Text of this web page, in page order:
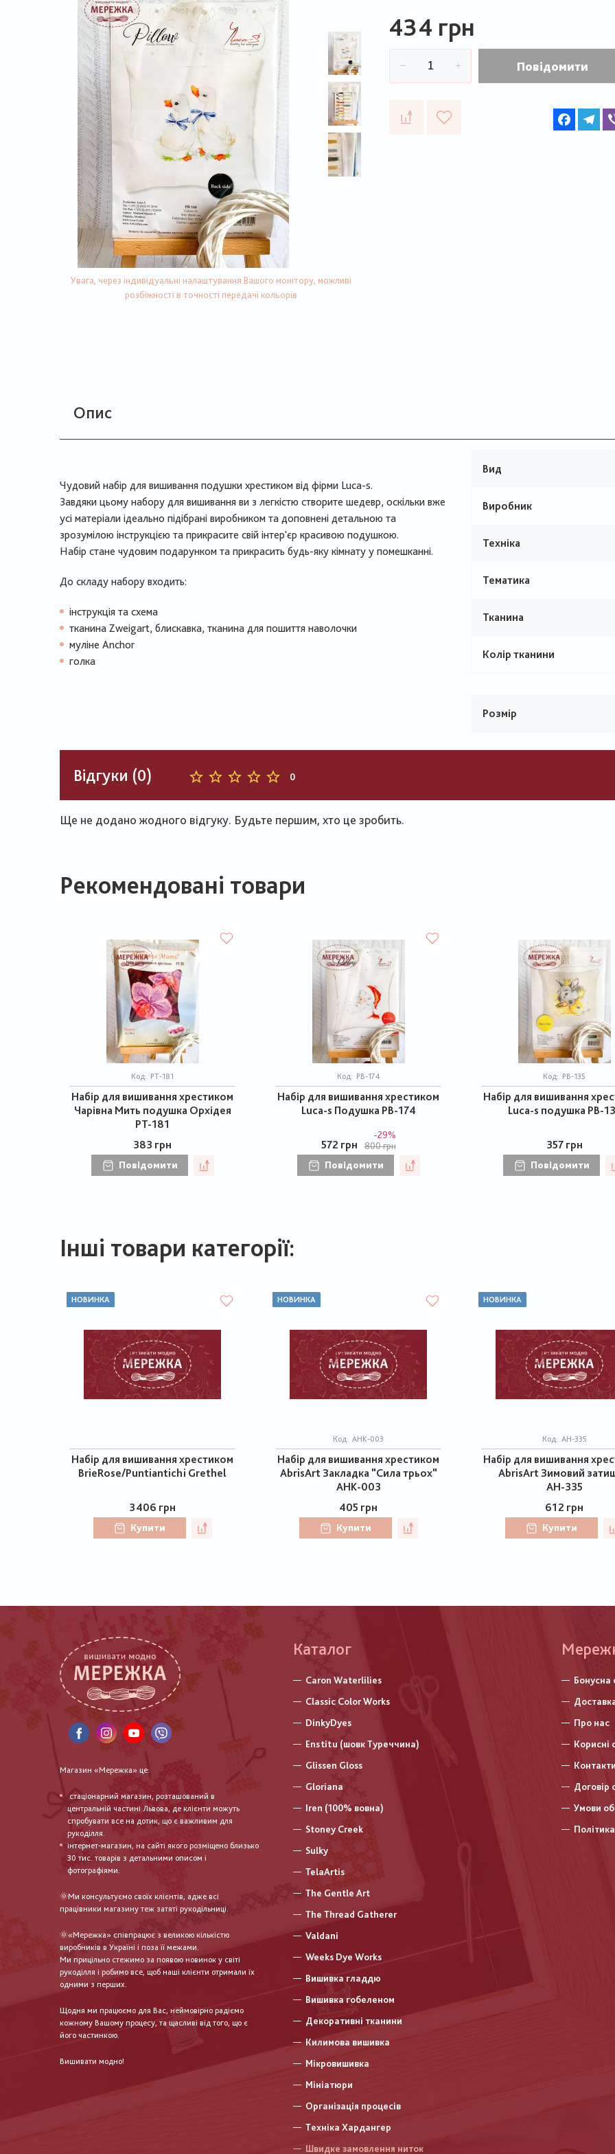
Увага, через індивідуальні налаштування Вашого монітору, можливі
розбіжності в точності передачі кольорів
434 грн
Повідомити
Опис
Чудовий набір для вишивання подушки хрестиком від фірми Luca-s.
Завдяки цьому набору для вишивання ви з легкістю створите шедевр, оскільки вже
усі матеріали ідеально підібрані виробником та доповнені детальною та
зрозумілою інструкцією та прикрасите свій інтер'єр красивою подушкою.
Набір стане чудовим подарунком та прикрасить будь-яку кімнату у помешканні.
До складу набору входить:
інструкція та схема
тканина Zweigart, блискавка, тканина для пошиття наволочки
муліне Anchor
голка
Вид
Виробник
Техніка
Тематика
Тканина
Колір тканини
Розмір
Відгуки (0) 0
Ще не додано жодного відгуку. Будьте першим, хто це зробить.
Рекомендовані товари
Код: РТ-181
Набір для вишивання хрестиком
Чарівна Мить подушка Орхідея
РТ-181
383 грн
Повідомити
Код: РВ-174
Набір для вишивання хрестиком
Luca-s Подушка РВ-174
572 грн
-29%
800 грн
Повідомити
Код: РВ-135
Набір для вишивання
Luca-s подушка РВ-
357 грн
Повідомити
Інші товари категорії:
НОВИНКА
Набір для вишивання хрестиком
BrieRose/Puntiantichi Grethel
3406 грн
Купити
НОВИНКА
Код: AHK-003
Набір для вишивання хрестиком
AbrisArt Закладка "Сила трьох"
AHK-003
405 грн
Купити
НОВИНКА
Код: АН-335
Набір для вишивання
AbrisArt Зимовий
АН-335
612 грн
Купити
Магазин «Мережка» це:
стаціонарний магазин, розташований в
центральній частині Львова, де клієнти можуть
спробувати все на дотик, що є важливим для
рукоділля.
інтернет-магазин, на сайті якого розміщено близько
30 тис. товарів з детальними описом і
фотографіями.
🌞Ми консультуємо своїх клієнтів, адже всі
працівники магазину теж затяті рукодільниці.
🌞«Мережка» співпрацює з великою кількістю
виробників в Україні і поза її межами.
Ми прицільно стежимо за появою новинок у світі
рукоділля і робимо все, щоб наші клієнти отримали їх
одними з перших.
Щодня ми працюємо для Вас, неймовірно радіємо
кожному Вашому процесу, та щасливі від того, що є
його частинкою.
Вишивати модно!
Каталог
Caron Waterlilies
Classic Color Works
DinkyDyes
Enstitu (шовк Туреччина)
Glissen Gloss
Gloriana
Iren (100% вовна)
Stoney Creek
Sulky
TelaArtis
The Gentle Art
The Thread Gatherer
Valdani
Weeks Dye Works
Вишивка гладдю
Вишивка гобеленом
Декоративні тканини
Килимова вишивка
Мікровишивка
Мініатюри
Організація процесів
Техніка Хардангер
Швидке замовлення ниток
Меню
Бонусна
Про нас
Корисні
Контакти
Договір
Умови